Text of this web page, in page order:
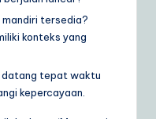
mandiri tersedia?
konteks yang
datang tepat waktu
kepercayaan.